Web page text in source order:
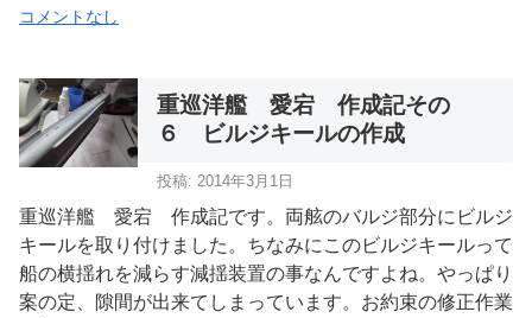
コメントなし
重巡洋艦 愛宕 作成記その
６ ビルジキールの作成
投稿: 2014年3月1日
重巡洋艦 愛宕 作成記です。両舷のバルジ部分にビルジ
キールを取り付けました。ちなみにこのビルジキールって
船の横揺れを減らす減揺装置の事なんですよね。やっぱり
案の定、隙間が出来てしまっています。お約束の修正作業